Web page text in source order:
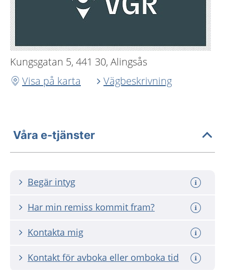
Kungsgatan 5, 441 30, Alingsås
Visa på karta
Vägbeskrivning
Våra e-tjänster
Begär intyg
Har min remiss kommit fram?
Kontakta mig
Kontakt för avboka eller omboka tid